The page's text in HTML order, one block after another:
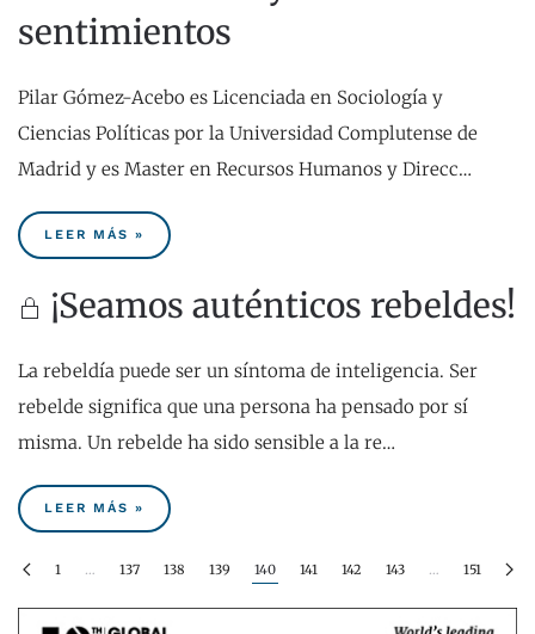
sentimientos
Pilar Gómez-Acebo es Licenciada en Sociología y
Ciencias Políticas por la Universidad Complutense de
Madrid y es Master en Recursos Humanos y Direcc…
LEER MÁS »
¡Seamos auténticos rebeldes!
La rebeldía puede ser un síntoma de inteligencia. Ser
rebelde significa que una persona ha pensado por sí
misma. Un rebelde ha sido sensible a la re…
LEER MÁS »
1 137 138 139 140 141 142 143 151